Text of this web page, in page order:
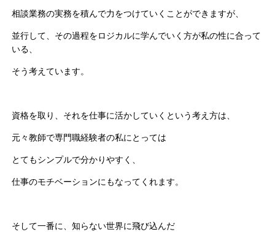
相談業務の実務を積んで力をつけていくことができますが、
並行して、その過程をロジカルに学んでいく方が私の性に合って
いる、
そう考えています。
資格を取り、それを仕事に活かしていくという考え方は、
元々教師で専門職経験者の私にとっては
とてもシンプルで分かりやすく、
仕事のモチベーションにもなってくれます。
そして一番に、知らない世界に飛び込んだ